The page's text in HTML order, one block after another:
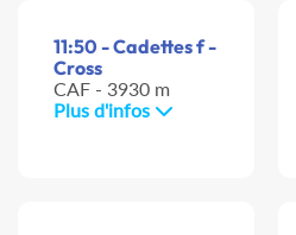
11:50 - Cadettes f -
Cross
CAF - 3930 m
Plus d'infos